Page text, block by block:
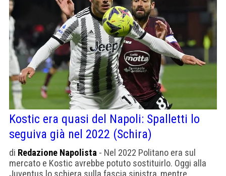
Kostic era quasi del Napoli: Spalletti lo
seguiva già nel 2022 (Schira)
di Redazione Napolista - Nel 2022 Politano era sul
mercato e Kostic avrebbe potuto sostituirlo. Oggi alla
Juventus lo schiera sulla fascia sinistra, mentre